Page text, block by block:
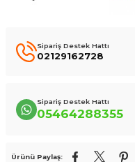
Sipariş Destek Hattı
02129162728
Sipariş Destek Hattı
05464288355
Ürünü Paylaş: